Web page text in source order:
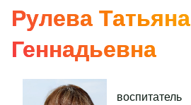
Рулева Татьяна
Геннадьевна
воспитатель